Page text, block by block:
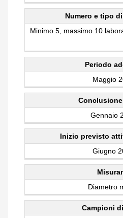
Numero e tipo
Minimo 5, massimo 10
Periodo
Maggio
Gennaio
Inizio previsto
Giugno
Diametro
Campioni